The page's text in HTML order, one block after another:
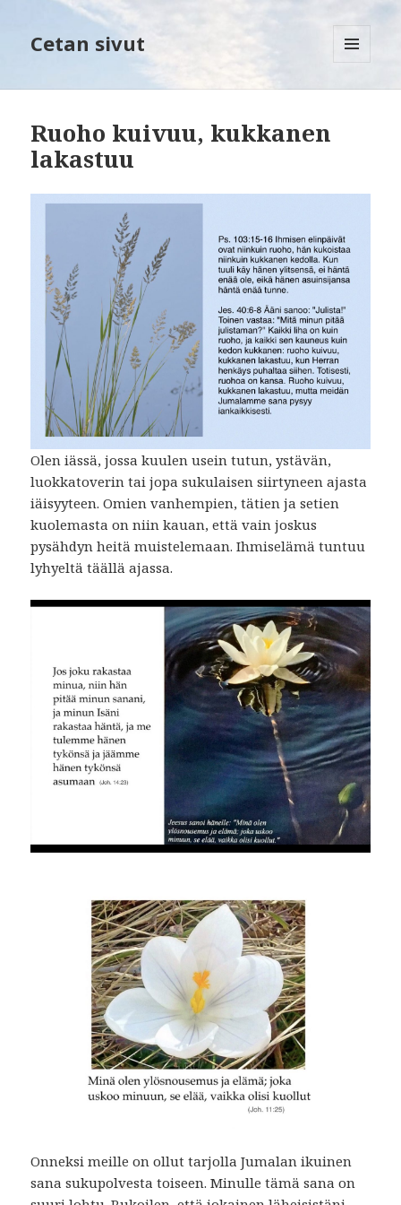
Cetan sivut
JA
Ruoho kuivuu, kukkanen
lakastuu
Olen iässä, jossa kuulen usein tutun, ystävän,
luokkatoverin tai jopa sukulaisen siirtyneen ajasta
iäisyyteen. Omien vanhempien, tätien ja setien
kuolemasta on niin kauan, että vain joskus
pysähdyn heitä muistelemaan. Ihmiselämä tuntuu
lyhyeltä täällä ajassa.
Onneksi meille on ollut tarjolla Jumalan ikuinen
sana sukupolvesta toiseen. Minulle tämä sana on